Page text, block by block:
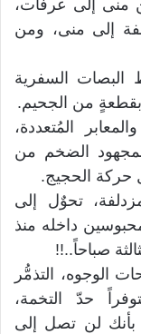
منى إلى عرفات،
إلى منى، ومن
البصات السفرية
من الجحيم.
المُتعددة،
الضخم من
حركة الحجيج.
تحوٌل إلى
داخله منذ
صباحاً..!!
الوجوه، التذمُّر
حدّ التخمة،
بأنك لن تصل إلى